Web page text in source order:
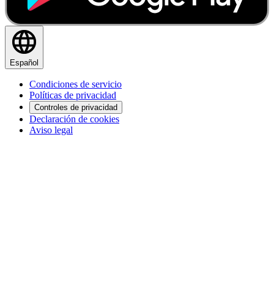
Español
Condiciones de servicio
Políticas de privacidad
Controles de privacidad
Declaración de cookies
Aviso legal